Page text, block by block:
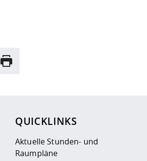
Drucken
QUICKLINKS
Aktuelle Stunden- und
Raumpläne